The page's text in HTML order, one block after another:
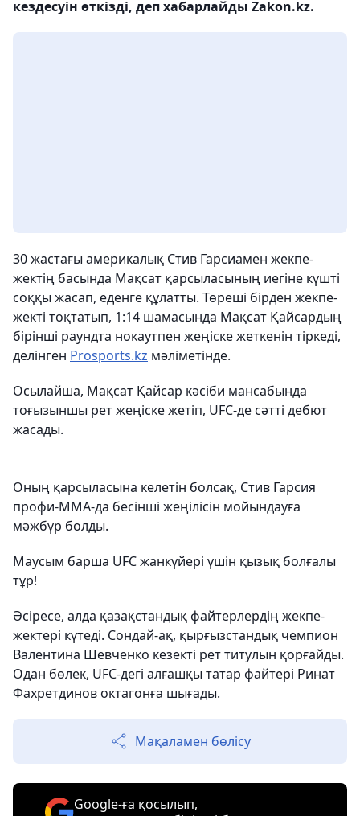
кездесуін өткізді, деп хабарлайды Zakon.kz.
30 жастағы америкалық Стив Гарсиамен жекпе-
жектің басында Мақсат қарсыласының иегіне күшті
соққы жасап, еденге құлатты. Төреші бірден жекпе-
жекті тоқтатып, 1:14 шамасында Мақсат Қайсардың
бірінші раундта нокаутпен жеңіске жеткенін тіркеді,
делінген Prosports.kz мәліметінде.
Осылайша, Мақсат Қайсар кәсіби мансабында
тоғызыншы рет жеңіске жетіп, UFC-де сәтті дебют
жасады.
Оның қарсыласына келетін болсақ, Стив Гарсия
профи-ММА-да бесінші жеңілісін мойындауға
мәжбүр болды.
Маусым барша UFC жанкүйері үшін қызық болғалы
тұр!
Әсіресе, алда қазақстандық файтерлердің жекпе-
жектері күтеді. Сондай-ақ, қырғызстандық чемпион
Валентина Шевченко кезекті рет титулын қорғайды.
Одан бөлек, UFC-дегі алғашқы татар файтері Ринат
Фахретдинов октагонға шығады.
Мақаламен бөлісу
Google-ға қосылып,